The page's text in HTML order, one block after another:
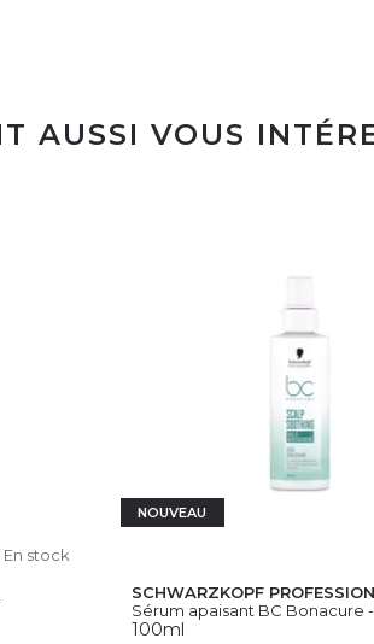
AUSSI VOUS
En stock
NOUVEAU
SCHWARZKOPF
Sérum apaisant BC Bonacure -...
100ml